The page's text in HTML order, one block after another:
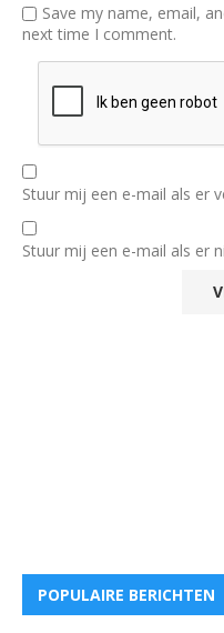
Save my name, email,
next time I comment.
Stuur mij een e-mail als er
Stuur mij een e-mail als er
POPULAIRE BERICHTEN